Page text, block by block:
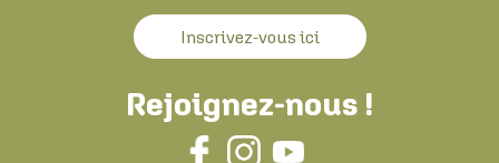
Inscrivez-vous ici
Rejoignez-nous !